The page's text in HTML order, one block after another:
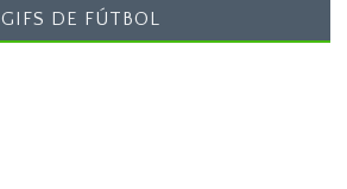
GIFS DE FÚTBOL